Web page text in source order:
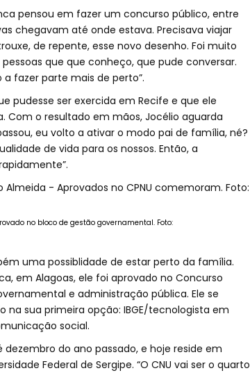
pensou em fazer um concurso público, entre
chegavam até onde estava. Precisava viajar
de repente, esse novo desenho. Foi muito
que que conheço, que pude conversar.
fazer parte mais de perto”.
pudesse ser exercida em Recife e que ele
o resultado em mãos, Jocélio aguarda
eu volto a ativar o modo pai de família, né?
de vida para os nossos. Então, a
no bloco de gestão governamental. Foto:
uma possiblidade de estar perto da família.
em Alagoas, ele foi aprovado no Concurso
e administração pública. Ele se
na sua primeira opção: IBGE/tecnologista em
social.
do ano passado, e hoje reside em
Federal de Sergipe. “O CNU vai ser o quarto